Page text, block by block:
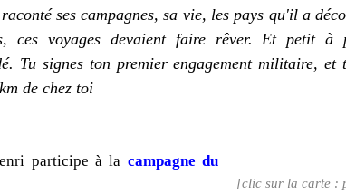
ses campagnes, sa vie, les pays qu'il a
ces voyages devaient faire rêver. Et petit
Tu signes ton premier engagement militaire,
de chez toi
[clic sur la carte :
participe à la campagne du